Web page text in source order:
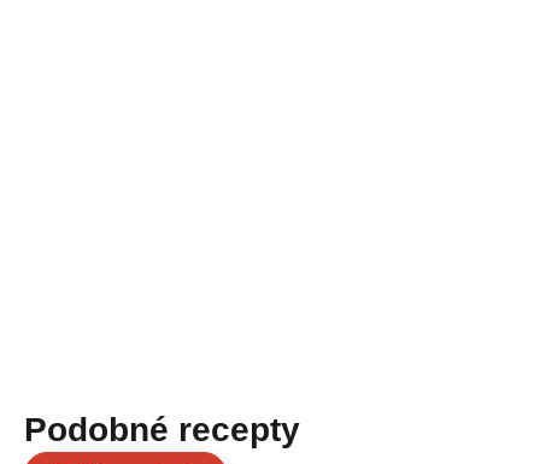
Podobné recepty